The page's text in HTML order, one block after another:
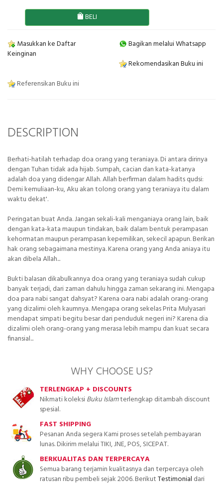
BELI
Masukkan ke Daftar
Keinginan
Bagikan melalui Whatsapp
Rekomendasikan Buku ini
Referensikan Buku ini
DESCRIPTION
Berhati-hatilah terhadap doa orang yang teraniaya. Di antara dirinya
dengan Tuhan tidak ada hijab. Sumpah, cacian dan kata-katanya
adalah doa yang didengar Allah. Allah berfirman dalam hadits qudsi:
Demi kemuliaan-ku, Aku akan tolong orang yang teraniaya itu dalam
waktu dekat'.
Peringatan buat Anda. Jangan sekali-kali menganiaya orang lain, baik
dengan kata-kata maupun tindakan, baik dalam bentuk perampasan
kehormatan maupun perampasan kepemilikan, sekecil apapun. Berikan
hak orang sebagaimana mestinya. Karena orang yang Anda aniaya itu
akan dibela Allah...
Bukti balasan dikabulkannya doa orang yang teraniaya sudah cukup
banyak terjadi, dari zaman dahulu hingga zaman sekarang ini. Mengapa
doa para nabi sangat dahsyat? Karena oara nabi adalah orang-orang
yang dizalimi oleh kaumnya. Mengapa orang sekelas Prita Mulyasari
mendapat simpati begitu besar dari penduduk negeri ini? Karena dia
dizalimi oleh orang-orang yang merasa lebih mampu dan kuat secara
finansial...
WHY CHOOSE US?
TERLENGKAP + DISCOUNTS
Nikmati koleksiBuku Islamterlengkap ditambah discount
spesial.
FAST SHIPPING
Pesanan Anda segera Kami proses setelah pembayaran
lunas. Dikirim melalui TIKI, JNE, POS, SICEPAT.
BERKUALITAS DAN TERPERCAYA
Semua barang terjamin kualitasnya dan terpercaya oleh
ratusan ribu pembeli sejak 2006. BerikutTestimonial dari